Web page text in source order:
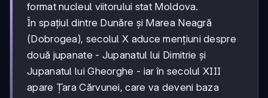
format nucleul viitorului stat Moldova.
În spațiul dintre Dunăre și Marea Neagră
(Dobrogea), secolul X aduce mențiuni despre
două jupanate - Jupanatul lui Dimitrie și
Jupanatul lui Gheorghe - iar în secolul XIII
apare Țara Cărvunei, care va deveni baza